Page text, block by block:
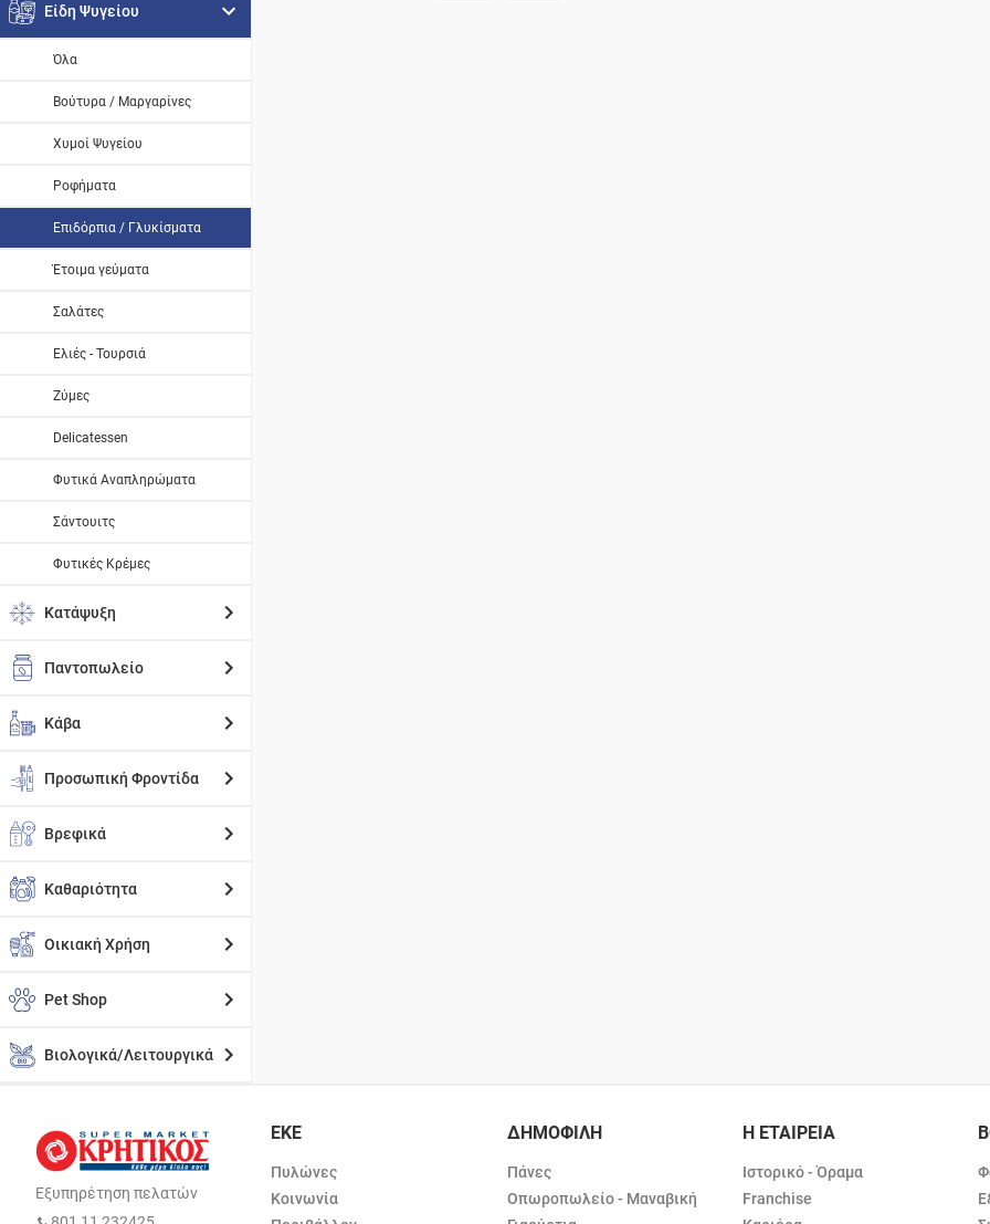
Είδη Ψυγείου
Όλα
Βούτυρα / Μαργαρίνες
Χυμοί Ψυγείου
Ροφήματα
Επιδόρπια / Γλυκίσματα
Έτοιμα γεύματα
Σαλάτες
Ελιές - Τουρσιά
Ζύμες
Delicatessen
Φυτικά Αναπληρώματα
Σάντουιτς
Φυτικές Κρέμες
Κατάψυξη
Παντοπωλείο
Κάβα
Προσωπική Φροντίδα
Βρεφικά
Καθαριότητα
Οικιακή Χρήση
Pet Shop
Βιολογικά/Λειτουργικά
Εξυπηρέτηση πελατών
ΕΚΕ
Πυλώνες
Κοινωνία
ΔΗΜΟΦΙΛΗ
Πάνες
Οπωροπωλείο - Μαναβική
Η ΕΤΑΙΡΕΙΑ
Ιστορικό - Όραμα
Franchise